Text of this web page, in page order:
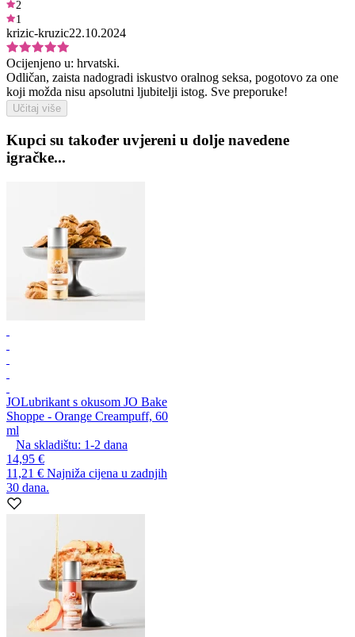
2
1
krizic-kruzic22.10.2024
Ocijenjeno u: hrvatski.
Odličan, zaista nadogradi iskustvo oralnog seksa, pogotovo za one
koji možda nisu apsolutni ljubitelji istog. Sve preporuke!
Učitaj više
Kupci su također uvjereni u dolje navedene
igračke...
JOLubrikant s okusom JO Bake
Shoppe - Orange Creampuff, 60
ml
Na skladištu: 1-2 dana
14,95 €
11,21 € Najniža cijena u zadnjih
30 dana.